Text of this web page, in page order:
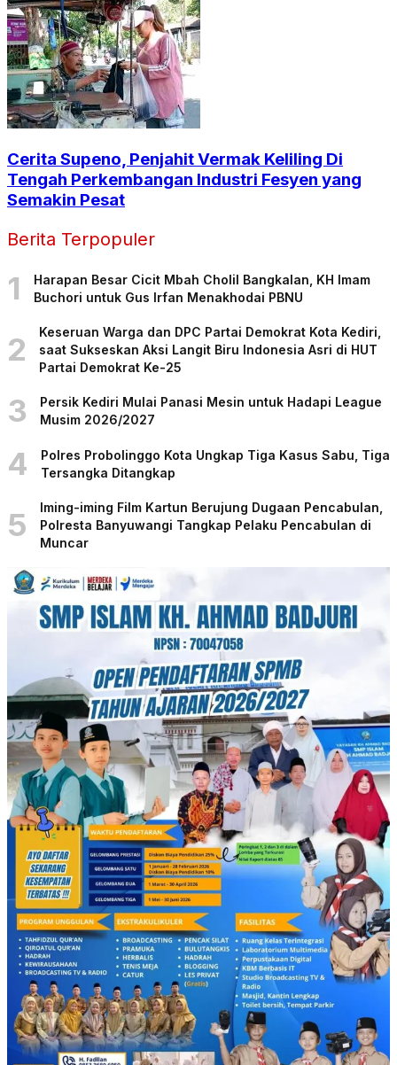
Cerita Supeno, Penjahit Vermak Keliling Di
Tengah Perkembangan Industri Fesyen yang
Semakin Pesat
Berita Terpopuler
1
Harapan Besar Cicit Mbah Cholil Bangkalan, KH Imam
Buchori untuk Gus Irfan Menakhodai PBNU
2
Keseruan Warga dan DPC Partai Demokrat Kota Kediri,
saat Sukseskan Aksi Langit Biru Indonesia Asri di HUT
Partai Demokrat Ke-25
3
Persik Kediri Mulai Panasi Mesin untuk Hadapi League
Musim 2026/2027
4
Polres Probolinggo Kota Ungkap Tiga Kasus Sabu, Tiga
Tersangka Ditangkap
5
Iming-iming Film Kartun Berujung Dugaan Pencabulan,
Polresta Banyuwangi Tangkap Pelaku Pencabulan di
Muncar